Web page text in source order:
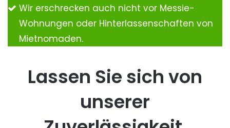
Wir erschrecken auch nicht vor Messie-
Wohnungen oder Hinterlassenschaften von
Mietnomaden.
Lassen Sie sich von
unserer